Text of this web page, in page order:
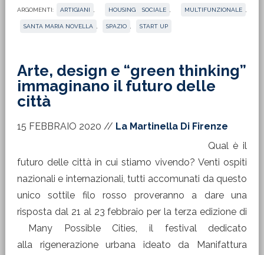
ARGOMENTI: ARTIGIANI HOUSING SOCIALE MULTIFUNZIONALE
SANTA MARIA NOVELLA SPAZIO START UP
Arte, design e “green thinking”
immaginano il futuro delle
città
15 FEBBRAIO 2020 // La Martinella Di Firenze
Qual è il
futuro delle città in cui stiamo vivendo? Venti ospiti
nazionali e internazionali, tutti accomunati da questo
unico sottile filo rosso proveranno a dare una
risposta dal 21 al 23 febbraio per la terza edizione di
Many Possible Cities, il festival dedicato
alla rigenerazione urbana ideato da Manifattura